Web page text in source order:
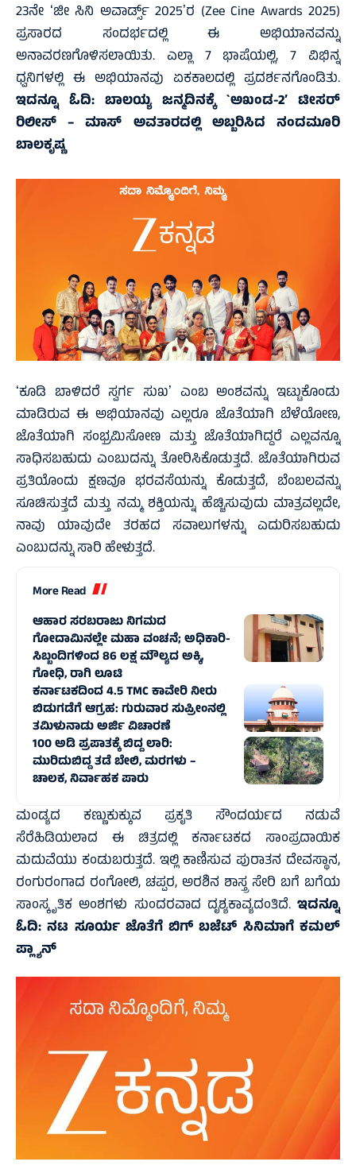
23ನೇ ʻಜೀ ಸಿನಿ ಅವಾರ್ಡ್ಸ್ 2025ʼರ (Zee Cine Awards 2025)
ಪ್ರಸಾರದ ಸಂದರ್ಭದಲ್ಲಿ ಈ ಅಭಿಯಾನವನ್ನು
ಅನಾವರಣಗೊಳಿಸಲಾಯಿತು. ಎಲ್ಲಾ 7 ಭಾಷೆಯಲ್ಲಿ, 7 ವಿಭಿನ್ನ
ಧ್ವನಿಗಳಲ್ಲಿ ಈ ಅಭಿಯಾನವು ಏಕಕಾಲದಲ್ಲಿ ಪ್ರದರ್ಶನಗೊಂಡಿತು.
ಇದನ್ನೂ ಓದಿ: ಬಾಲಯ್ಯ ಜನ್ಮದಿನಕ್ಕೆ `ಅಖಂಡ-2′ ಟೀಸರ್
ರಿಲೀಸ್ – ಮಾಸ್ ಅವತಾರದಲ್ಲಿ ಅಬ್ಬರಿಸಿದ ನಂದಮೂರಿ
ಬಾಲಕೃಷ್ಣ
ʻಕೂಡಿ ಬಾಳಿದರೆ ಸ್ವರ್ಗ ಸುಖʼ ಎಂಬ ಅಂಶವನ್ನು ಇಟ್ಟುಕೊಂಡು
ಮಾಡಿರುವ ಈ ಅಭಿಯಾನವು ಎಲ್ಲರೂ ಜೊತೆಯಾಗಿ ಬೆಳೆಯೋಣ,
ಜೊತೆಯಾಗಿ ಸಂಭ್ರಮಿಸೋಣ ಮತ್ತು ಜೊತೆಯಾಗಿದ್ದರೆ ಎಲ್ಲವನ್ನೂ
ಸಾಧಿಸಬಹುದು ಎಂಬುದನ್ನು ತೋರಿಸಿಕೊಡುತ್ತದೆ. ಜೊತೆಯಾಗಿರುವ
ಪ್ರತಿಯೊಂದು ಕ್ಷಣವೂ ಭರವಸೆಯನ್ನು ಕೊಡುತ್ತದೆ, ಬೆಂಬಲವನ್ನು
ಸೂಚಿಸುತ್ತದೆ ಮತ್ತು ನಮ್ಮ ಶಕ್ತಿಯನ್ನು ಹೆಚ್ಚಿಸುವುದು ಮಾತ್ರವಲ್ಲದೇ,
ನಾವು ಯಾವುದೇ ತರಹದ ಸವಾಲುಗಳನ್ನು ಎದುರಿಸಬಹುದು
ಎಂಬುದನ್ನು ಸಾರಿ ಹೇಳುತ್ತದೆ.
More Read
ಆಹಾರ ಸರಬರಾಜು ನಿಗಮದ
ಗೋದಾಮಿನಲ್ಲೇ ಮಹಾ ವಂಚನೆ; ಅಧಿಕಾರಿ-
ಸಿಬ್ಬಂದಿಗಳಿಂದ 86 ಲಕ್ಷ ಮೌಲ್ಯದ ಅಕ್ಕಿ,
ಗೋಧಿ, ರಾಗಿ ಲೂಟಿ
ಕರ್ನಾಟಕದಿಂದ 4.5 TMC ಕಾವೇರಿ ನೀರು
ಬಿಡುಗಡೆಗೆ ಆಗ್ರಹ: ಗುರುವಾರ ಸುಪ್ರೀಂನಲ್ಲಿ
ತಮಿಳುನಾಡು ಅರ್ಜಿ ವಿಚಾರಣೆ
100 ಅಡಿ ಪ್ರಪಾತಕ್ಕೆ ಬಿದ್ದ ಲಾರಿ:
ಮುರಿದುಬಿದ್ದ ತಡೆ ಬೇಲಿ, ಮರಗಳು –
ಚಾಲಕ, ನಿರ್ವಾಹಕ ಪಾರು
ಮಂಡ್ಯದ ಕಣ್ಣುಕುಕ್ಕುವ ಪ್ರಕೃತಿ ಸೌಂದರ್ಯದ ನಡುವೆ
ಸೆರೆಹಿಡಿಯಲಾದ ಈ ಚಿತ್ರದಲ್ಲಿ ಕರ್ನಾಟಕದ ಸಾಂಪ್ರದಾಯಿಕ
ಮದುವೆಯು ಕಂಡುಬರುತ್ತದೆ. ಇಲ್ಲಿ ಕಾಣಿಸುವ ಪುರಾತನ ದೇವಸ್ಥಾನ,
ರಂಗುರಂಗಾದ ರಂಗೋಲಿ, ಚಪ್ಪರ, ಅರಶಿನ ಶಾಸ್ತ್ರ ಸೇರಿ ಬಗೆ ಬಗೆಯ
ಸಾಂಸ್ಕೃತಿಕ ಅಂಶಗಳು ಸುಂದರವಾದ ದೃಶ್ಯಕಾವ್ಯದಂತಿದೆ. ಇದನ್ನೂ
ಓದಿ:ನಟ ಸೂರ್ಯ ಜೊತೆಗೆ ಬಿಗ್‌ ಬಜೆಟ್‌ ಸಿನಿಮಾಗೆ ಕಮಲ್‌
ಪ್ಲ್ಯಾನ್‌